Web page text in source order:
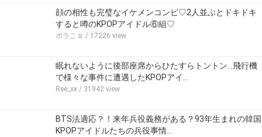
顔の相性も完璧なイケメンコンビ♡2人並ぶとドキドキ
すると噂のKPOPアイドル⑥組♡
ボラこ☺︎ / 17226 view
眠れないように後部座席からひたすらトントン…飛行機
で様々な事件に遭遇したKPOPアイ…
Ree_xx / 31942 view
BTS法適応？！来年兵役義務がある？93年生まれの韓国
KPOPアイドルたちの兵役事情…